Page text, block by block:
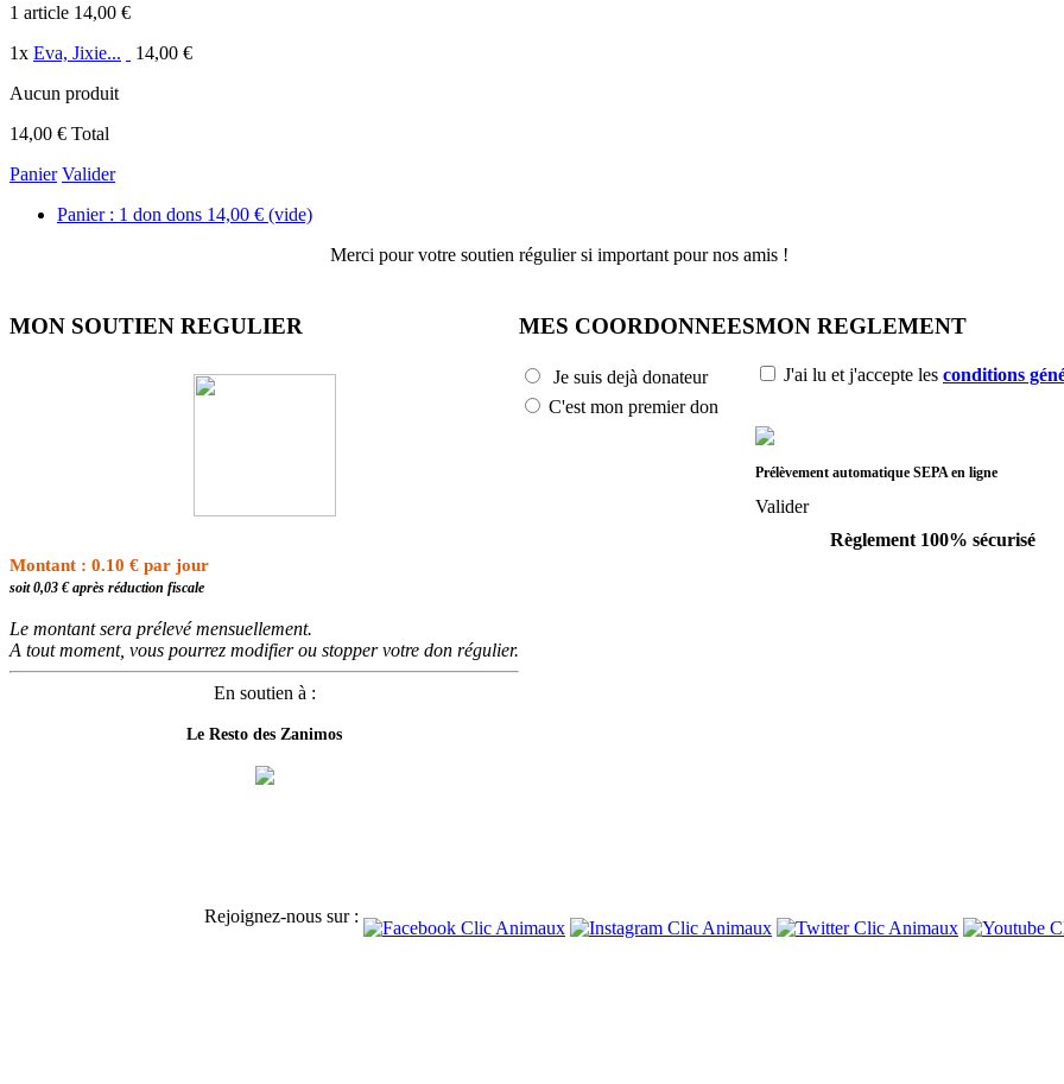
1 article 14,00 €
1x Eva, Jixie...
14,00 €
Aucun produit
14,00 € Total
Panier Valider
Panier : 1 don dons 14,00 € (vide)
Merci pour votre soutien régulier si important pour nos amis !
MON SOUTIEN REGULIER
Montant : 0.10 € par jour
soit 0,03 € après réduction fiscale
Le montant sera prélevé mensuellement.
A tout moment, vous pourrez modifier ou stopper votre don régulier.
En soutien à :
Le Resto des Zanimos
MES COORDONNEES
Je suis dejà donateur
C'est mon premier don
MON REGLEMENT
J'ai lu et j'accepte les conditions
Prélèvement automatique SEPA en ligne
Valider
Règlement 100% sécurisé
Rejoignez-nous sur :